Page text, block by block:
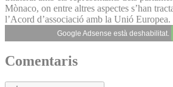
Mònaco, on entre altres aspectes s’han
l’Acord d’associació amb la Unió Europea.
Google Adsense està deshabilitat.
Comentaris